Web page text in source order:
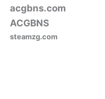
acgbns.com
ACGBNS
steamzg.com